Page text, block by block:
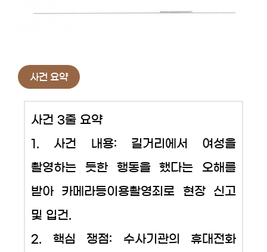
사건 요약
사건 3줄 요약
1. 사건 내용: 길거리에서 여성을
촬영하는 듯한 행동을 했다는 오해를
받아 카메라등이용촬영죄로 현장 신고
및 입건.
2. 핵심 쟁점: 수사기관의 휴대전화